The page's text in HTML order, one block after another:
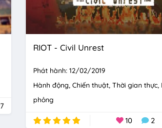
RIOT - Civil Unrest
Phát hành: 12/02/2019
Hành động Chiến thuật Thời gian thực
phỏng
10 2